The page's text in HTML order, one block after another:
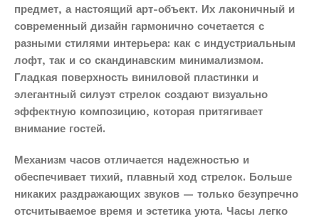
предмет, а настоящий арт-объект. Их лаконичный и
современный дизайн гармонично сочетается с
разными стилями интерьера: как с индустриальным
лофт, так и со скандинавским минимализмом.
Гладкая поверхность виниловой пластинки и
элегантный силуэт стрелок создают визуально
эффектную композицию, которая притягивает
внимание гостей.
Механизм часов отличается надежностью и
обеспечивает тихий, плавный ход стрелок. Больше
никаких раздражающих звуков — только безупречно
отсчитываемое время и эстетика уюта. Часы легко